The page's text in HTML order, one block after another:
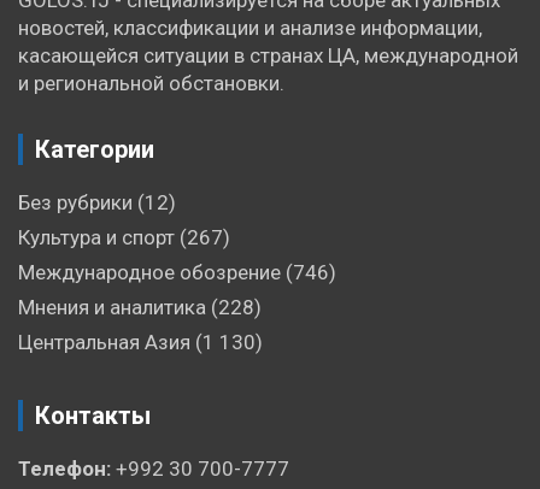
новостей, классификации и анализе информации,
касающейся ситуации в странах ЦА, международной
и региональной обстановки.
Категории
Без рубрики (12)
Культура и спорт (267)
Международное обозрение (746)
Мнения и аналитика (228)
Центральная Азия (1 130)
Контакты
Телефон: +992 30 700-7777